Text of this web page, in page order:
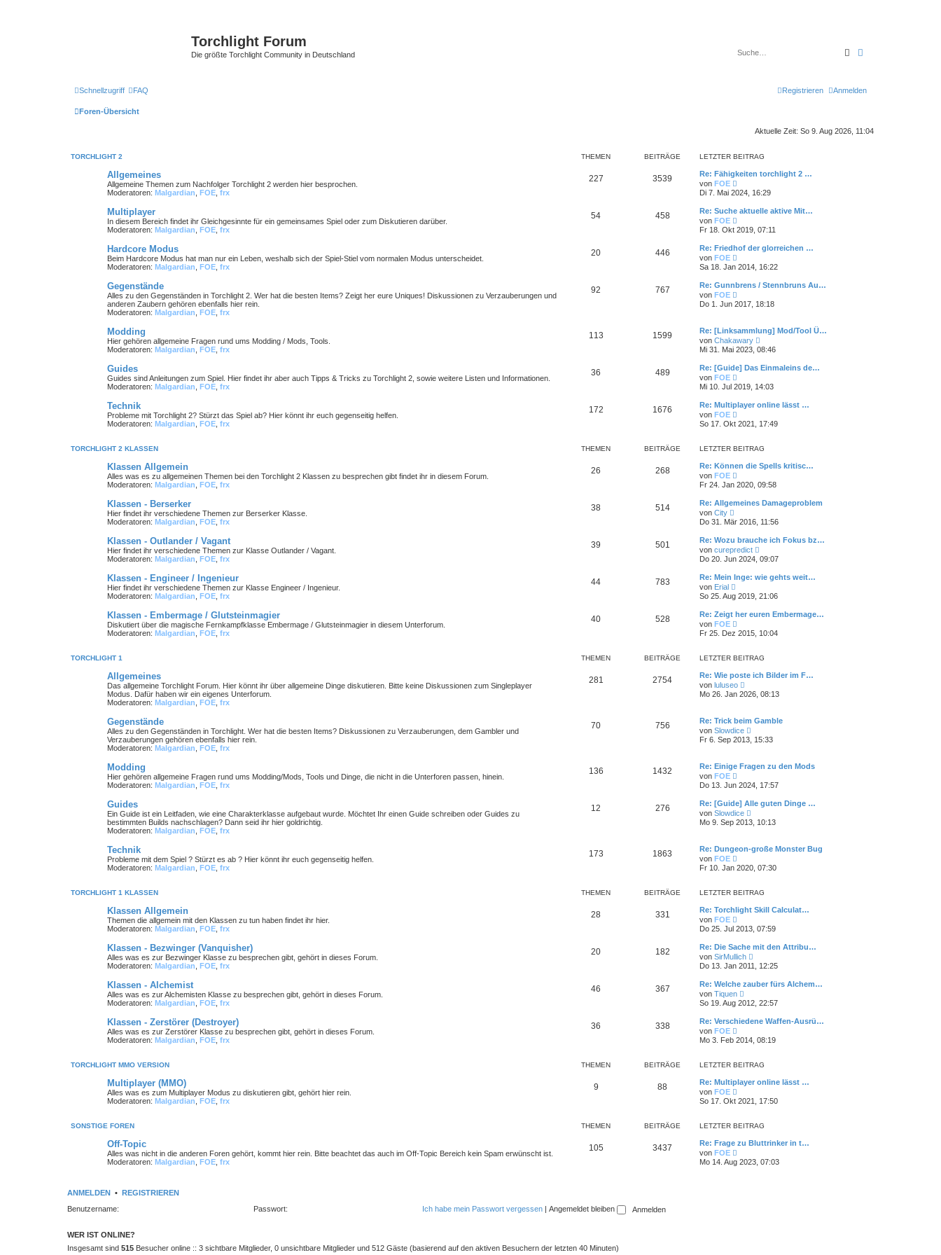
Torchlight Forum
Die größte Torchlight Community in Deutschland Suche
Schnellzugriff FAQ Anmelden
Registrieren
Foren-Übersicht
Aktuelle Zeit: So 9. Aug 2026, 11:04
TORCHLIGHT 2 THEMEN BEITRÄGE LETZTER BEITRAG
Allgemeines
Allgemeine Themen zum Nachfolger Torchlight 2 werden hier besprochen.
Moderatoren: Malgardian FOE frx
227 3539
Re: Fähigkeiten torchlight 2 …
von FOE
e
u
s
e
B
r
a
Di 7. Mai 2024, 16:29
Multiplayer
In diesem Bereich findet ihr Gleichgesinnte für ein gemeinsames Spiel oder zum Diskutieren darüber.
Moderatoren: Malgardian FOE frx
54 458
Re: Suche aktuelle aktive Mit…
von FOE
e
u
s
e
B
i
a
g
Fr 18. Okt 2019, 07:11
Hardcore Modus
Beim Hardcore Modus hat man nur ein Leben, weshalb sich der Spiel-Stiel vom normalen Modus unterscheidet.
Moderatoren: Malgardian FOE frx
20 446
Re: Friedhof der glorreichen …
von FOE
e
u
e
s
e
e
i
t
a
g
Sa 18. Jan 2014, 16:22
Gegenstände
Alles zu den Gegenständen in Torchlight 2. Wer hat die besten Items? Zeigt her eure Uniques! Diskussionen zu Verzauberungen und
anderen Zaubern gehören ebenfalls hier rein.
Moderatoren: Malgardian FOE frx
92 767
Re: Gunnbrens / Stennbruns Au…
von FOE
e
u
t
e
r
e
t
a
g
Do 1. Jun 2017, 18:18
Modding
Hier gehören allgemeine Fragen rund ums Modding / Mods, Tools.
Moderatoren: Malgardian FOE frx
113 1599
Re: [Linksammlung] Mod/Tool Ü…
von Chakawary
e
u
e
s
e
B
i
a
Mi 31. Mai 2023, 08:46
Guides
Guides sind Anleitungen zum Spiel. Hier findet ihr aber auch Tipps & Tricks zu Torchlight 2, sowie weitere Listen und Informationen.
Moderatoren: Malgardian FOE frx
36 489
Re: [Guide] Das Einmaleins de…
von FOE
e
u
e
s
e
e
t
a
Mi 10. Jul 2019, 14:03
Technik
Probleme mit Torchlight 2? Stürzt das Spiel ab? Hier könnt ihr euch gegenseitig helfen.
Moderatoren: Malgardian FOE frx
172 1676
Re: Multiplayer online lässt …
von FOE
e
u
s
e
r
e
t
a
So 17. Okt 2021, 17:49
TORCHLIGHT 2 KLASSEN THEMEN BEITRÄGE LETZTER BEITRAG
Klassen Allgemein
Alles was es zu allgemeinen Themen bei den Torchlight 2 Klassen zu besprechen gibt findet ihr in diesem Forum.
Moderatoren: Malgardian FOE frx
26 268
Re: Können die Spells kritisc…
von FOE
e
u
s
e
B
e
r
a
Fr 24. Jan 2020, 09:58
Klassen - Berserker
Hier findet ihr verschiedene Themen zur Berserker Klasse.
Moderatoren: Malgardian FOE frx
38 514
Re: Allgemeines Damageproblem
von City
e
u
e
s
t
e
B
e
i
t
r
a
g
Do 31. Mär 2016, 11:56
Klassen - Outlander / Vagant
Hier findet ihr verschiedene Themen zur Klasse Outlander / Vagant.
Moderatoren: Malgardian FOE frx
39 501
Re: Wozu brauche ich Fokus bz…
von curepredict
e
u
e
s
e
B
i
a
Do 20. Jun 2024, 09:07
Klassen - Engineer / Ingenieur
Hier findet ihr verschiedene Themen zur Klasse Engineer / Ingenieur.
Moderatoren: Malgardian FOE frx
44 783
Re: Mein Inge: wie gehts weit…
von Erial
e
u
e
s
t
e
e
t
r
a
So 25. Aug 2019, 21:06
Klassen - Embermage / Glutsteinmagier
Diskutiert über die magische Fernkampfklasse Embermage / Glutsteinmagier in diesem Unterforum.
Moderatoren: Malgardian FOE frx
40 528
Re: Zeigt her euren Embermage…
von FOE
e
u
s
e
r
B
e
r
a
g
Fr 25. Dez 2015, 10:04
TORCHLIGHT 1 THEMEN BEITRÄGE LETZTER BEITRAG
Allgemeines
Das allgemeine Torchlight Forum. Hier könnt ihr über allgemeine Dinge diskutieren. Bitte keine Diskussionen zum Singleplayer
Modus. Dafür haben wir ein eigenes Unterforum.
Moderatoren: Malgardian FOE frx
281 2754
Re: Wie poste ich Bilder im F…
von luluseo
e
u
s
t
e
r
i
r
g
Mo 26. Jan 2026, 08:13
Gegenstände
Alles zu den Gegenständen in Torchlight. Wer hat die besten Items? Diskussionen zu Verzauberungen, dem Gambler und
Verzauberungen gehören ebenfalls hier rein.
Moderatoren: Malgardian FOE frx
70 756
Re: Trick beim Gamble
von Slowdice
u
t
r
e
t
g
Fr 6. Sep 2013, 15:33
Modding
Hier gehören allgemeine Fragen rund ums Modding/Mods, Tools und Dinge, die nicht in die Unterforen passen, hinein.
Moderatoren: Malgardian FOE frx
136 1432
Re: Einige Fragen zu den Mods
von FOE
e
u
e
s
t
e
e
t
g
Do 13. Jun 2024, 17:57
Guides
Ein Guide ist ein Leitfaden, wie eine Charakterklasse aufgebaut wurde. Möchtet Ihr einen Guide schreiben oder Guides zu
bestimmten Builds nachschlagen? Dann seid ihr hier goldrichtig.
Moderatoren: Malgardian FOE frx
12 276
Re: [Guide] Alle guten Dinge …
von Slowdice
e
u
t
r
i
r
g
Mo 9. Sep 2013, 10:13
Technik
Probleme mit dem Spiel ? Stürzt es ab ? Hier könnt ihr euch gegenseitig helfen.
Moderatoren: Malgardian FOE frx
173 1863
Re: Dungeon-große Monster Bug
von FOE
e
u
s
e
r
e
t
r
a
Fr 10. Jan 2020, 07:30
TORCHLIGHT 1 KLASSEN THEMEN BEITRÄGE LETZTER BEITRAG
Klassen Allgemein
Themen die allgemein mit den Klassen zu tun haben findet ihr hier.
Moderatoren: Malgardian FOE frx
28 331
Re: Torchlight Skill Calculat…
von FOE
e
u
s
t
e
B
e
r
a
Do 25. Jul 2013, 07:59
Klassen - Bezwinger (Vanquisher)
Alles was es zur Bezwinger Klasse zu besprechen gibt, gehört in dieses Forum.
Moderatoren: Malgardian FOE frx
20 182
Re: Die Sache mit den Attribu…
von SirMullich
e
u
e
s
e
B
t
a
Do 13. Jan 2011, 12:25
Klassen - Alchemist
Alles was es zur Alchemisten Klasse zu besprechen gibt, gehört in dieses Forum.
Moderatoren: Malgardian FOE frx
46 367
Re: Welche zauber fürs Alchem…
von Tiquen
e
u
s
e
e
t
a
So 19. Aug 2012, 22:57
Klassen - Zerstörer (Destroyer)
Alles was es zur Zerstörer Klasse zu besprechen gibt, gehört in dieses Forum.
Moderatoren: Malgardian FOE frx
36 338
Re: Verschiedene Waffen-Ausrü…
von FOE
e
u
s
e
r
e
r
g
Mo 3. Feb 2014, 08:19
TORCHLIGHT MMO VERSION THEMEN BEITRÄGE LETZTER BEITRAG
Multiplayer (MMO)
Alles was es zum Multiplayer Modus zu diskutieren gibt, gehört hier rein.
Moderatoren: Malgardian FOE frx
9 88
Re: Multiplayer online lässt …
von FOE
e
u
s
e
r
e
So 17. Okt 2021, 17:50
SONSTIGE FOREN THEMEN BEITRÄGE LETZTER BEITRAG
Off-Topic
Alles was nicht in die anderen Foren gehört, kommt hier rein. Bitte beachtet das auch im Off-Topic Bereich kein Spam erwünscht ist.
Moderatoren: Malgardian FOE frx
105 3437
Re: Frage zu Bluttrinker in t…
von FOE
e
u
Mo 14. Aug 2023, 07:03
ANMELDEN • REGISTRIEREN
Benutzername:
Passwort: Ich habe mein Passwort vergessen | Angemeldet bleiben
WER IST ONLINE?
Insgesamt sind 515 Besucher online :: 3 sichtbare Mitglieder, 0 unsichtbare Mitglieder und 512 Gäste (basierend auf den aktiven Besuchern der letzten 40 Minuten)